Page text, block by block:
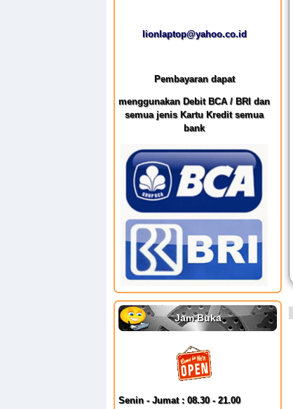
lionlaptop@yahoo.co.id
Pembayaran dapat
menggunakan Debit BCA / BRI dan
semua jenis Kartu Kredit semua
bank
Jam Buka
Senin - Jumat : 08.30 - 21.00